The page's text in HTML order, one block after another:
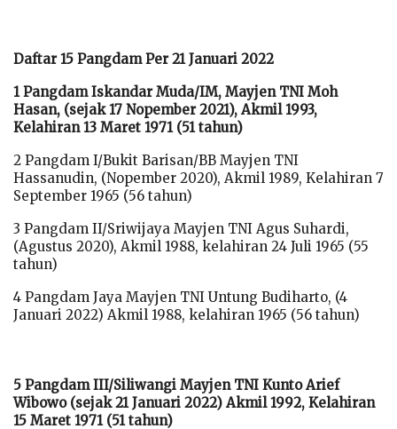
Daftar 15 Pangdam Per 21 Januari 2022
1 Pangdam Iskandar Muda/IM, Mayjen TNI Moh
Hasan, (sejak 17 Nopember 2021), Akmil 1993,
Kelahiran 13 Maret 1971 (51 tahun)
2 Pangdam I/Bukit Barisan/BB Mayjen TNI
Hassanudin, (Nopember 2020), Akmil 1989, Kelahiran 7
September 1965 (56 tahun)
3 Pangdam II/Sriwijaya Mayjen TNI Agus Suhardi,
(Agustus 2020), Akmil 1988, kelahiran 24 Juli 1965 (55
tahun)
4 Pangdam Jaya Mayjen TNI Untung Budiharto, (4
Januari 2022) Akmil 1988, kelahiran 1965 (56 tahun)
5 Pangdam III/Siliwangi Mayjen TNI Kunto Arief
Wibowo (sejak 21 Januari 2022) Akmil 1992, Kelahiran
15 Maret 1971 (51 tahun)